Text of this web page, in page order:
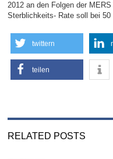
2012 an den Folgen der
Sterblichkeits- Rate soll bei 50
twittern
teilen
RELATED POSTS